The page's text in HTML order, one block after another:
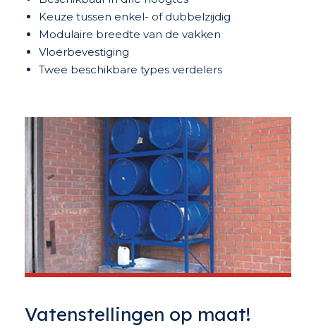
Keuze tussen enkel- of dubbelzijdig
Modulaire breedte van de vakken
Vloerbevestiging
Twee beschikbare types verdelers
Vatenstellingen op maat!